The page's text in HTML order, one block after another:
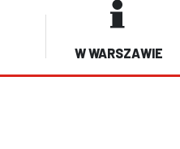
W WARSZAWIE